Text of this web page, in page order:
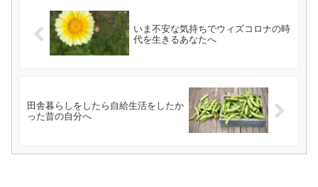
いま不安な気持ちでウィズコロナの時
代を生きるあなたへ
田舎暮らしをしたら自給生活をしたか
った昔の自分へ